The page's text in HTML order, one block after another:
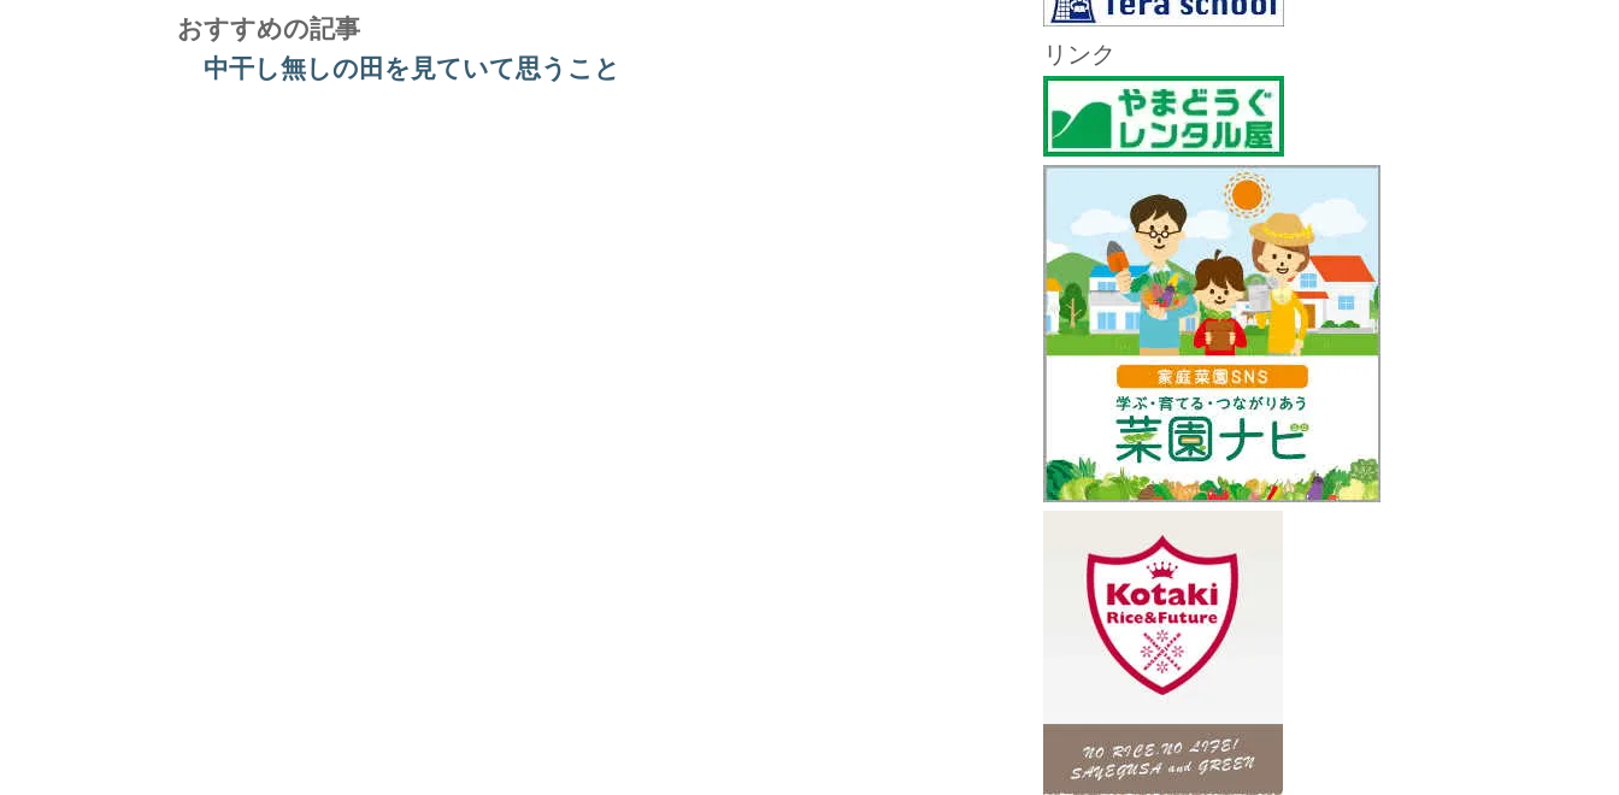
おすすめの記事
中干し無しの田を見ていて思うこと
リンク